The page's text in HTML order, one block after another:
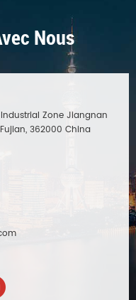
Nous
Industrial Zone Jiangnan
362000 China